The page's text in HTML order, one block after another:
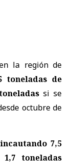
la región de
toneladas de
si se
octubre de
incautando 7,5
toneladas